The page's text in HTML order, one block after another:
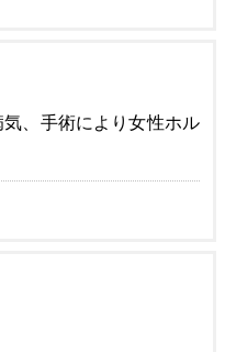
、手術により女性ホル